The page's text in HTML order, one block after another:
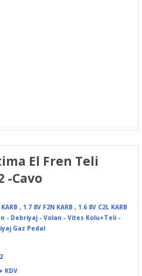
El Fren Teli
-Cavo
, 1.7 8V F2N KARB , 1.6 8V C2L KARB
- Debriyaj - Volan - Vites Kolu+Teli -
Gaz Pedal
KDV